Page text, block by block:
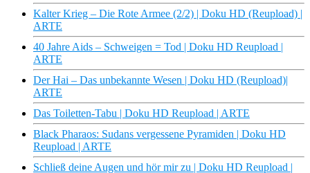
Kalter Krieg – Die Rote Armee (2/2) | Doku HD (Reupload) |
ARTE
40 Jahre Aids – Schweigen = Tod | Doku HD Reupload |
ARTE
Der Hai – Das unbekannte Wesen | Doku HD (Reupload)|
ARTE
Das Toiletten-Tabu | Doku HD Reupload | ARTE
Black Pharaos: Sudans vergessene Pyramiden | Doku HD
Reupload | ARTE
Schließ deine Augen und hör mir zu | Doku HD Reupload |